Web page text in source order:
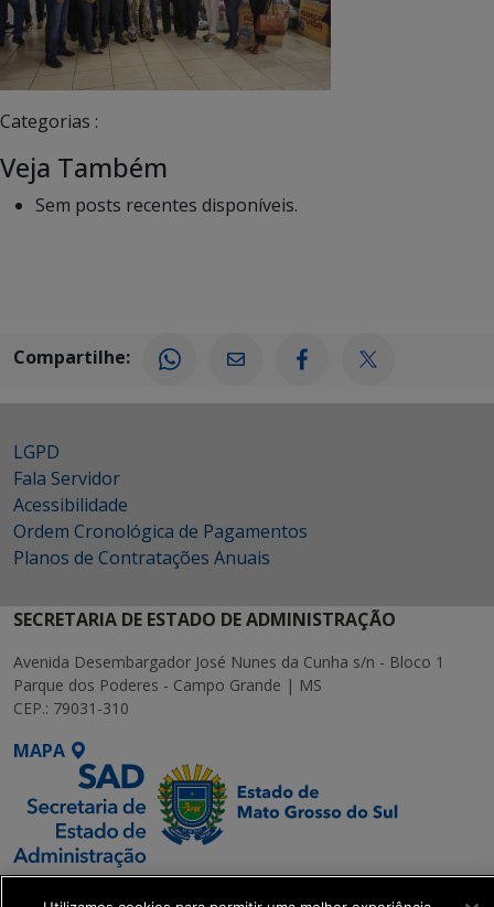
Categorias :
Veja Também
Sem posts recentes disponíveis.
Compartilhe:
LGPD
Fala Servidor
Acessibilidade
Ordem Cronológica de Pagamentos
Planos de Contratações Anuais
SECRETARIA DE ESTADO DE ADMINISTRAÇÃO
Avenida Desembargador José Nunes da Cunha s/n - Bloco 1
Parque dos Poderes - Campo Grande | MS
CEP.: 79031-310
MAPA